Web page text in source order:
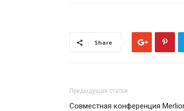
Share
Предыдущая статья
Совместная конференция